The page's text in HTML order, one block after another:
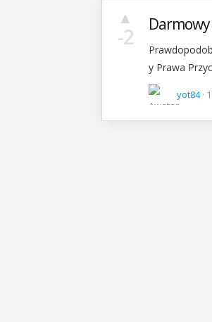
-2
▲
y Prawa
yot84·